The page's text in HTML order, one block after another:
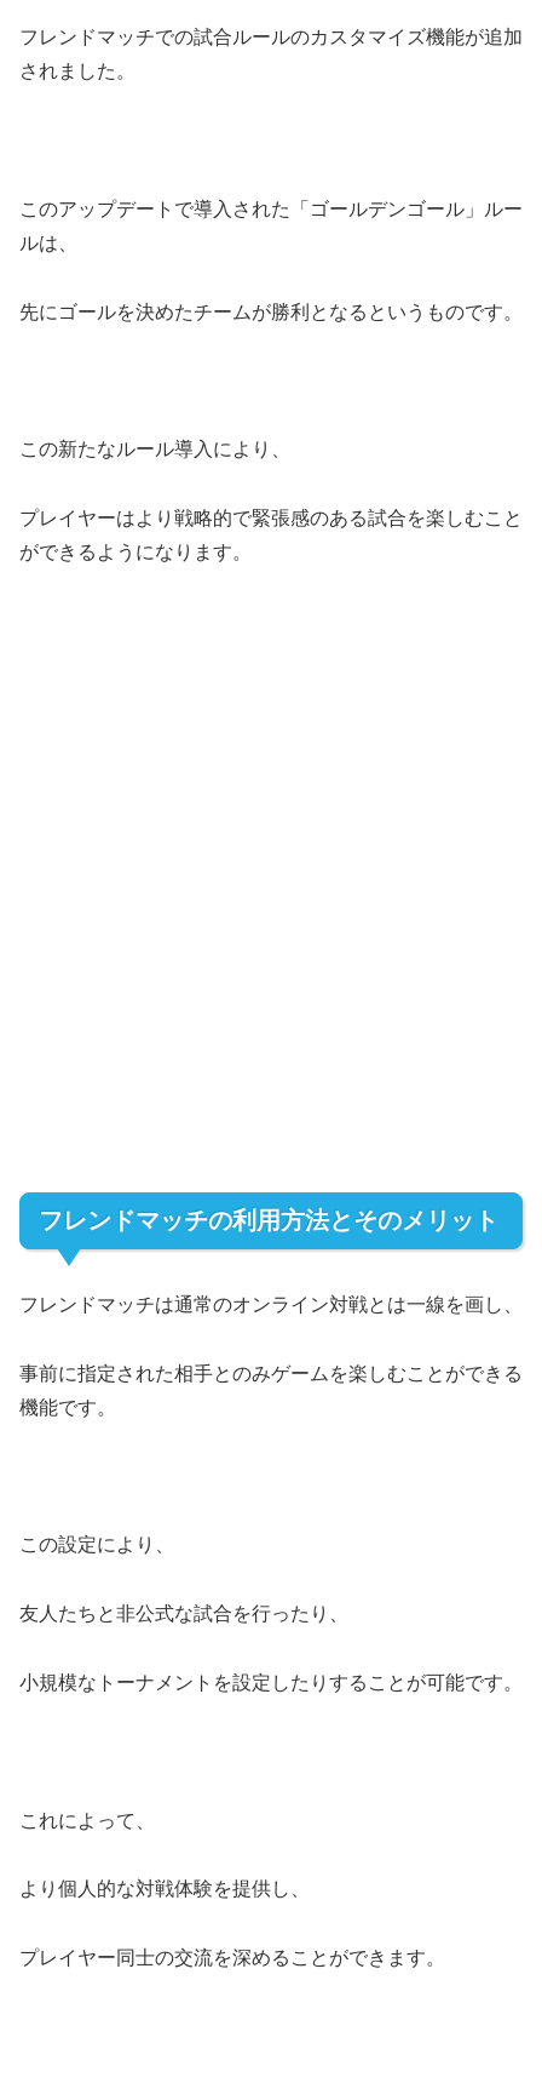
フレンドマッチでの試合ルールのカスタマイズ機能が追加
されました。
このアップデートで導入された「ゴールデンゴール」ルー
ルは、
先にゴールを決めたチームが勝利となるというものです。
この新たなルール導入により、
プレイヤーはより戦略的で緊張感のある試合を楽しむこと
ができるようになります。
フレンドマッチの利用方法とそのメリット
フレンドマッチは通常のオンライン対戦とは一線を画し、
事前に指定された相手とのみゲームを楽しむことができる
機能です。
この設定により、
友人たちと非公式な試合を行ったり、
小規模なトーナメントを設定したりすることが可能です。
これによって、
より個人的な対戦体験を提供し、
プレイヤー同士の交流を深めることができます。